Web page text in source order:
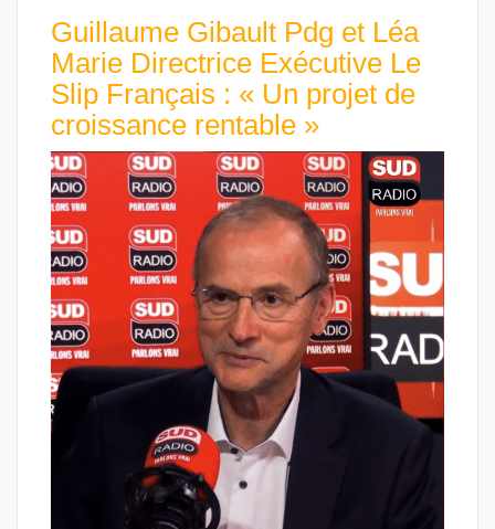
Guillaume Gibault Pdg et Léa
Marie Directrice Exécutive Le
Slip Français : « Un projet de
croissance rentable »